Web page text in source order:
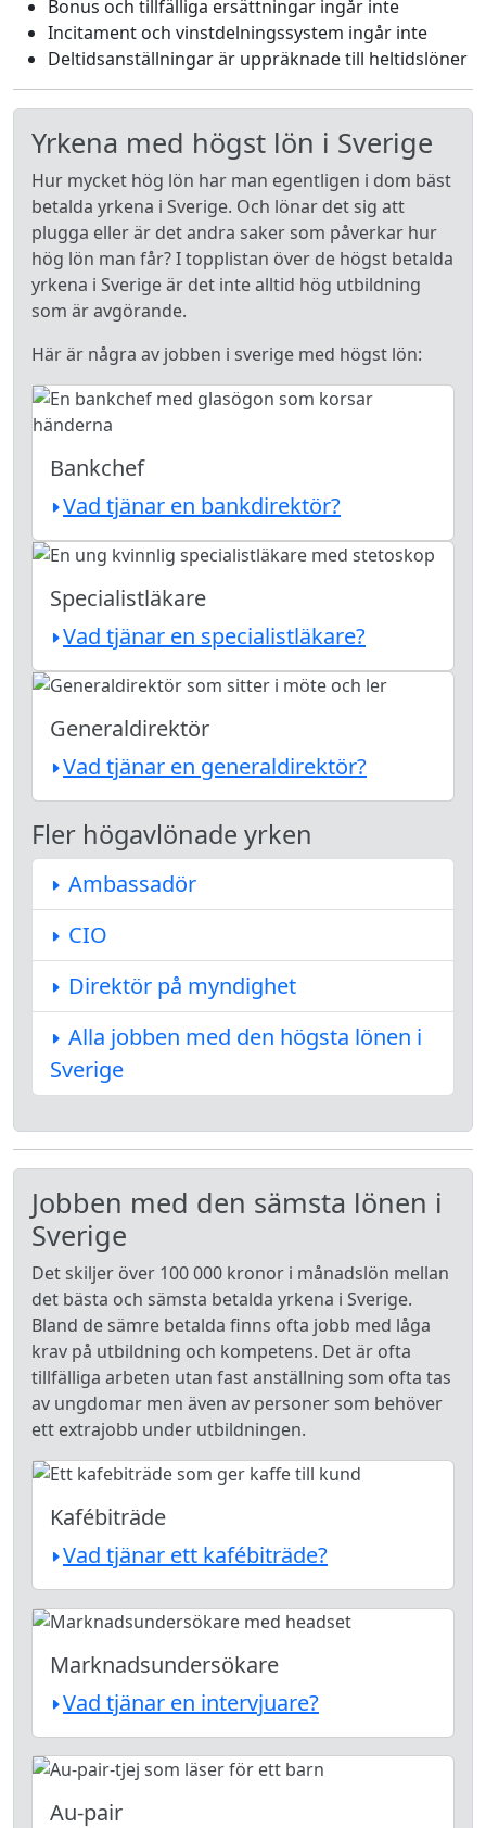
Bonus och tillfälliga ersättningar ingår inte
Incitament och vinstdelningssystem ingår inte
Deltidsanställningar är uppräknade till heltidslöner
Yrkena med högst lön i Sverige
Hur mycket hög lön har man egentligen i dom bäst
betalda yrkena i Sverige. Och lönar det sig att
plugga eller är det andra saker som påverkar hur
hög lön man får? I topplistan över de högst betalda
yrkena i Sverige är det inte alltid hög utbildning
som är avgörande.
Här är några av jobben i sverige med högst lön:
Bankchef
Vad tjänar en bankdirektör?
Specialistläkare
Vad tjänar en specialistläkare?
Generaldirektör
Vad tjänar en generaldirektör?
Fler högavlönade yrken
Ambassadör
CIO
Direktör på myndighet
Alla jobben med den högsta lönen i
Sverige
Jobben med den sämsta lönen i
Sverige
Det skiljer över 100 000 kronor i månadslön mellan
det bästa och sämsta betalda yrkena i Sverige.
Bland de sämre betalda finns ofta jobb med låga
krav på utbildning och kompetens. Det är ofta
tillfälliga arbeten utan fast anställning som ofta tas
av ungdomar men även av personer som behöver
ett extrajobb under utbildningen.
Kafébiträde
Vad tjänar ett kafébiträde?
Marknadsundersökare
Vad tjänar en intervjuare?
Au-pair